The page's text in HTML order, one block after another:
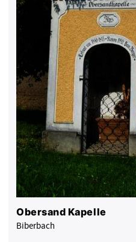
Obersand Kapelle
Biberbach